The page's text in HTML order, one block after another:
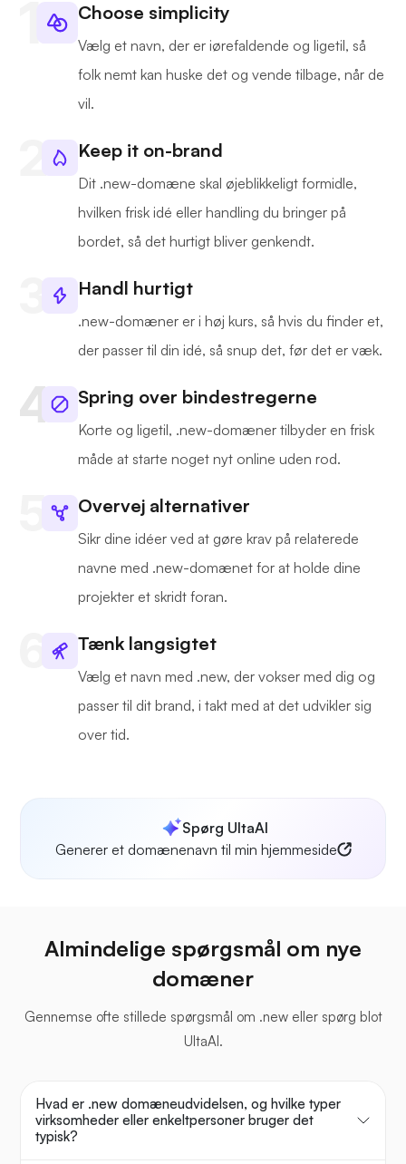
Choose simplicity
Vælg et navn, der er iørefaldende og ligetil, så
folk nemt kan huske det og vende tilbage, når de
vil.
Keep it on-brand
Dit .new-domæne skal øjeblikkeligt formidle,
hvilken frisk idé eller handling du bringer på
bordet, så det hurtigt bliver genkendt.
Handl hurtigt
.new-domæner er i høj kurs, så hvis du finder et,
der passer til din idé, så snup det, før det er væk.
Spring over bindestregerne
Korte og ligetil, .new-domæner tilbyder en frisk
måde at starte noget nyt online uden rod.
Overvej alternativer
Sikr dine idéer ved at gøre krav på relaterede
navne med .new-domænet for at holde dine
projekter et skridt foran.
Tænk langsigtet
Vælg et navn med .new, der vokser med dig og
passer til dit brand, i takt med at det udvikler sig
over tid.
Spørg UltaAI
Generer et domænenavn til min hjemmeside
Almindelige spørgsmål om nye
domæner
Gennemse ofte stillede spørgsmål om .new eller spørg blot
UltaAI.
Hvad er .new domæneudvidelsen, og hvilke typer
virksomheder eller enkeltpersoner bruger det
typisk?